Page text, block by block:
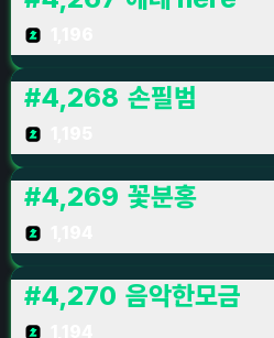
#4,268 손필범
#4,269 꽃분홍
#4,270 음악한모금